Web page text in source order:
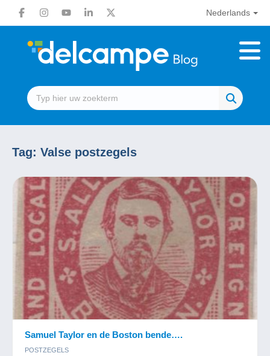
Nederlands
Tag: Valse postzegels
Samuel Taylor en de Boston bende….
POSTZEGELS